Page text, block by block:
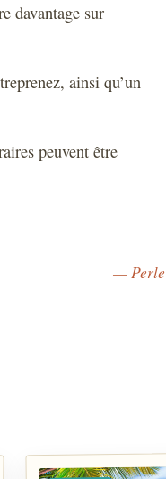
davantage sur
ainsi qu’un
peuvent être
— Perle